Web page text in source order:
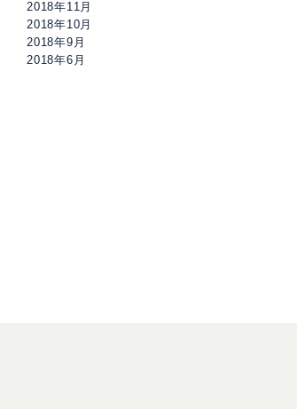
2018年11月
2018年10月
2018年9月
2018年6月